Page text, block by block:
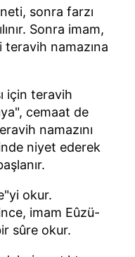
sonra farzı
Sonra imam,
namazına
için teravih
cemaat de
namazını
niyet ederek
okur.
imam Eûzü-
sûre okur.